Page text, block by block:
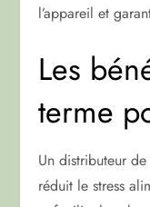
l’appareil et
Les
terme
Un distributeur
réduit le stress